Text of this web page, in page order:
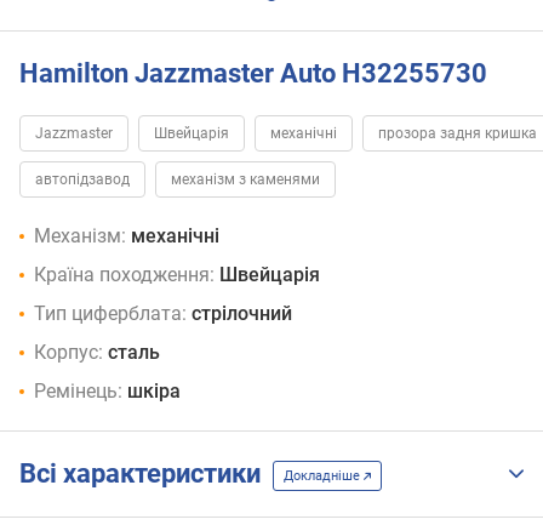
Hamilton Jazzmaster Auto H32255730
Jazzmaster Швейцарія механічні прозора задня кришка
автопідзавод механізм з каменями
Механізм: механічні
Країна походження: Швейцарія
Тип циферблата: стрілочний
Корпус: сталь
Ремінець: шкіра
Всі характеристики Докладніше